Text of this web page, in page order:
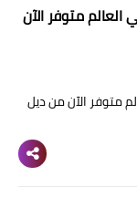
متوفر الآن
متوفر الآن من ديل